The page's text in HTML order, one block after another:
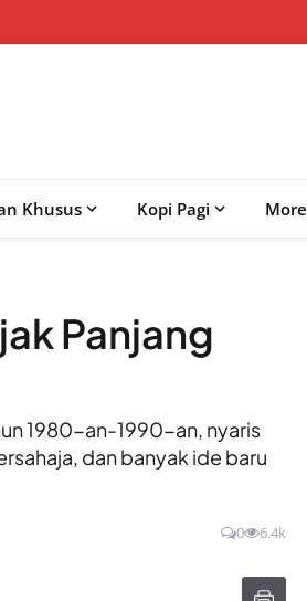
Khusus Kopi Pagi More
Panjang
1980-an-1990-an, nyaris
dan banyak ide baru
0 6.4k